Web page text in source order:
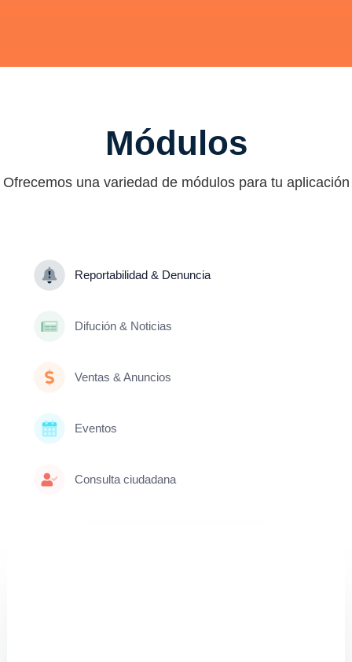
Módulos
Ofrecemos una variedad de módulos para tu aplicación
Reportabilidad & Denuncia
Difución & Noticias
Ventas & Anuncios
Eventos
Consulta ciudadana